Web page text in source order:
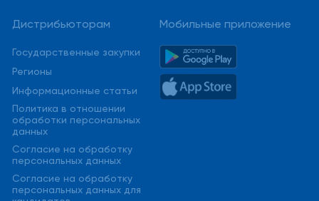
Дистрибьюторам
Государственные закупки
Регионы
Информационные статьи
Политика в отношении
обработки персональных
данных
Cогласие на обработку
персональных данных
Cогласие на обработку
персональных данных для
Мобильные приложение